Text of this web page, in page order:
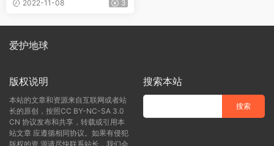
2022-11-08 3
爱护地球
版权说明
本站的文章和资源来自互联网或者站
长的原创，按照CC BY-NC-SA 3.0
CN 协议发布和共享，转载或引用本
站文章 应遵循相同协议。如果有侵犯
版权的资 源请尽快联系站长，我们会
搜索本站